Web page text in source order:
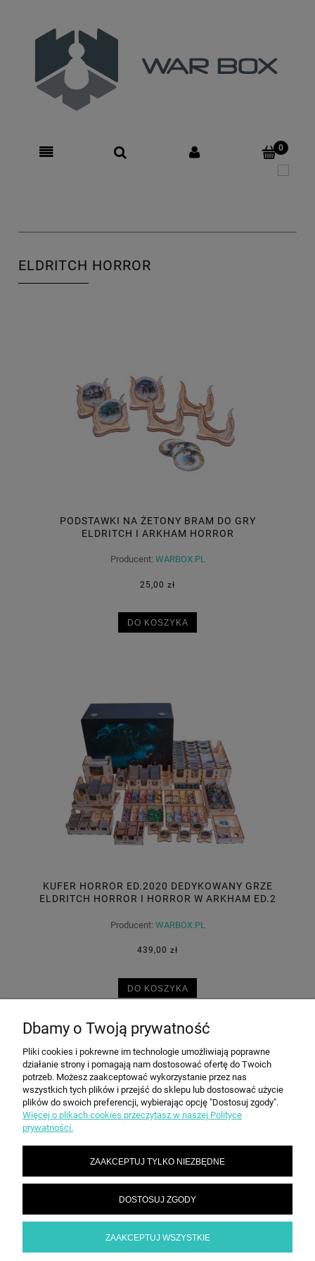
ELDRITCH HORROR
PODSTAWKI NA ŻETONY BRAM DO GRY
ELDRITCH I ARKHAM HORROR
Producent: WARBOX.PL
25,00 zł
DO KOSZYKA
KUFER HORROR ED.2020 DEDYKOWANY GRZE
ELDRITCH HORROR I HORROR W ARKHAM ED.2
Producent: WARBOX.PL
439,00 zł
DO KOSZYKA
POMOC
MOJE KONTO
INFORMACJE
O NAS
Dbamy o Twoją prywatność
Pliki cookies i pokrewne im technologie umożliwiają poprawne
działanie strony i pomagają nam dostosować ofertę do Twoich
potrzeb. Możesz zaakceptować wykorzystanie przez nas
wszystkich tych plików i przejść do sklepu lub dostosować użycie
plików do swoich preferencji, wybierając opcję "Dostosuj zgody".
Więcej o plikach cookies przeczytasz w naszej Polityce
prywatności.
ZAAKCEPTUJ TYLKO NIEZBĘDNE
DOSTOSUJ ZGODY
ZAAKCEPTUJ WSZYSTKIE